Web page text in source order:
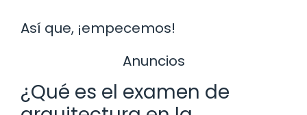
Así que, ¡empecemos!
Anuncios
¿Qué es el examen de